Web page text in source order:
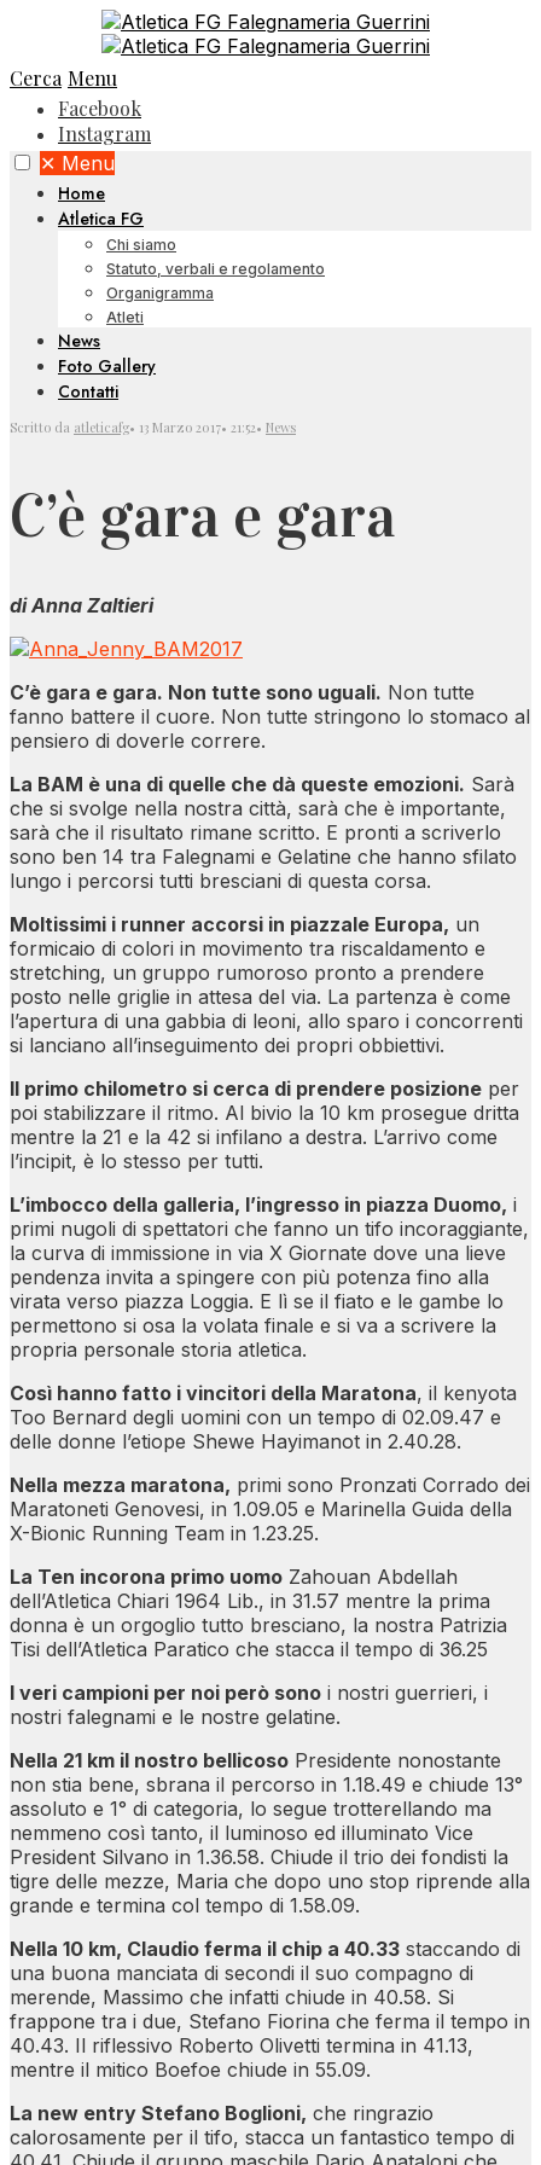
Cerca Menu
Facebook
Instagram
✕ Menu
Home
Atletica FG
Chi siamo
Statuto, verbali e regolamento
Organigramma
Atleti
News
Foto Gallery
Contatti
Scritto da atleticafg• 13 Marzo 2017• 21:52• News
C’è gara e gara
di Anna Zaltieri
C’è gara e gara. Non tutte sono uguali. Non tutte
fanno battere il cuore. Non tutte stringono lo stomaco al
pensiero di doverle correre.
La BAM è una di quelle che dà queste emozioni. Sarà
che si svolge nella nostra città, sarà che è importante,
sarà che il risultato rimane scritto. E pronti a scriverlo
sono ben 14 tra Falegnami e Gelatine che hanno sfilato
lungo i percorsi tutti bresciani di questa corsa.
Moltissimi i runner accorsi in piazzale Europa, un
formicaio di colori in movimento tra riscaldamento e
stretching, un gruppo rumoroso pronto a prendere
posto nelle griglie in attesa del via. La partenza è come
l’apertura di una gabbia di leoni, allo sparo i concorrenti
si lanciano all’inseguimento dei propri obbiettivi.
Il primo chilometro si cerca di prendere posizione per
poi stabilizzare il ritmo. Al bivio la 10 km prosegue dritta
mentre la 21 e la 42 si infilano a destra. L’arrivo come
l’incipit, è lo stesso per tutti.
L’imbocco della galleria, l’ingresso in piazza Duomo, i
primi nugoli di spettatori che fanno un tifo incoraggiante,
la curva di immissione in via X Giornate dove una lieve
pendenza invita a spingere con più potenza fino alla
virata verso piazza Loggia. E lì se il fiato e le gambe lo
permettono si osa la volata finale e si va a scrivere la
propria personale storia atletica.
Così hanno fatto i vincitori della Maratona, il kenyota
Too Bernard degli uomini con un tempo di 02.09.47 e
delle donne l’etiope Shewe Hayimanot in 2.40.28.
Nella mezza maratona, primi sono Pronzati Corrado dei
Maratoneti Genovesi, in 1.09.05 e Marinella Guida della
X-Bionic Running Team in 1.23.25.
La Ten incorona primo uomo Zahouan Abdellah
dell’Atletica Chiari 1964 Lib., in 31.57 mentre la prima
donna è un orgoglio tutto bresciano, la nostra Patrizia
Tisi dell’Atletica Paratico che stacca il tempo di 36.25
I veri campioni per noi però sono i nostri guerrieri, i
nostri falegnami e le nostre gelatine.
Nella 21 km il nostro bellicoso Presidente nonostante
non stia bene, sbrana il percorso in 1.18.49 e chiude 13°
assoluto e 1° di categoria, lo segue trotterellando ma
nemmeno così tanto, il luminoso ed illuminato Vice
President Silvano in 1.36.58. Chiude il trio dei fondisti la
tigre delle mezze, Maria che dopo uno stop riprende alla
grande e termina col tempo di 1.58.09.
Nella 10 km, Claudio ferma il chip a 40.33 staccando di
una buona manciata di secondi il suo compagno di
merende, Massimo che infatti chiude in 40.58. Si
frappone tra i due, Stefano Fiorina che ferma il tempo in
40.43. Il riflessivo Roberto Olivetti termina in 41.13,
mentre il mitico Boefoe chiude in 55.09.
La new entry Stefano Boglioni, che ringrazio
calorosamente per il tifo, stacca un fantastico tempo di